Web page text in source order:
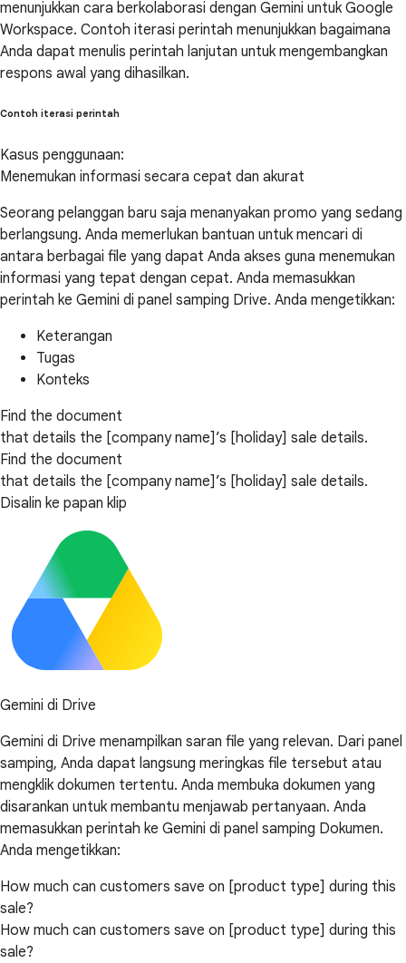
menunjukkan cara berkolaborasi dengan Gemini untuk Google
Workspace. Contoh iterasi perintah menunjukkan bagaimana
Anda dapat menulis perintah lanjutan untuk mengembangkan
respons awal yang dihasilkan.
Contoh iterasi perintah
Kasus penggunaan:
Menemukan informasi secara cepat dan akurat
Seorang pelanggan baru saja menanyakan promo yang sedang
berlangsung. Anda memerlukan bantuan untuk mencari di
antara berbagai file yang dapat Anda akses guna menemukan
informasi yang tepat dengan cepat. Anda memasukkan
perintah ke Gemini di panel samping Drive. Anda mengetikkan:
Keterangan
Tugas
Konteks
Find the document
that details the [company name]’s [holiday] sale details.
Find the document
that details the [company name]’s [holiday] sale details.
Disalin ke papan klip
Gemini di Drive
Gemini di Drive menampilkan saran file yang relevan. Dari panel
samping, Anda dapat langsung meringkas file tersebut atau
mengklik dokumen tertentu. Anda membuka dokumen yang
disarankan untuk membantu menjawab pertanyaan. Anda
memasukkan perintah ke Gemini di panel samping Dokumen.
Anda mengetikkan:
How much can customers save on [product type] during this
sale?
How much can customers save on [product type] during this
sale?